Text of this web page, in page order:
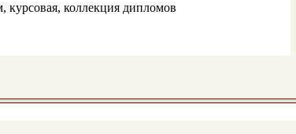
курсовая, коллекция дипломов